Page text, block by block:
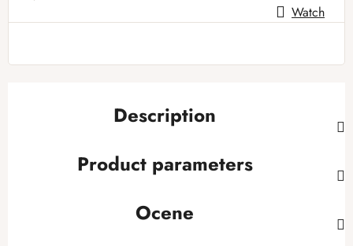
Measure price: Watch
Description
Product parameters
Ocene